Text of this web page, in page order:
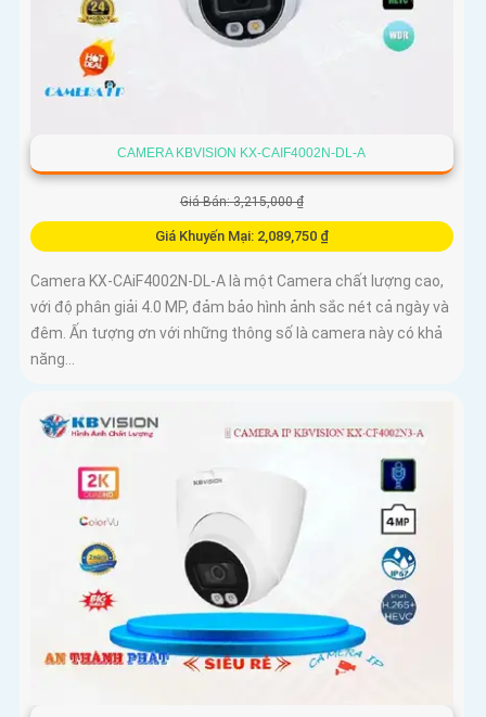
CAMERA KBVISION KX-CAIF4002N-DL-A
Giá Bán: 3,215,000 ₫
Giá Khuyến Mại: 2,089,750 ₫
Camera KX-CAiF4002N-DL-A là một Camera chất lượng cao,
với độ phân giải 4.0 MP, đảm bảo hình ảnh sắc nét cả ngày và
đêm. Ấn tượng ơn với những thông số là camera này có khả
năng...